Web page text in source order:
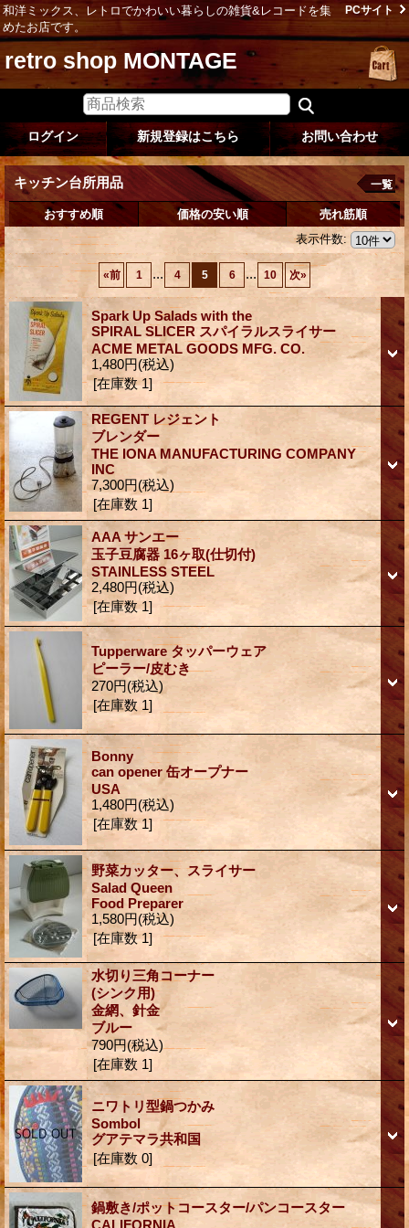
和洋ミックス、レトロでかわいい暮らしの雑貨&レコードを集
めたお店です。
PCサイト
retro shop MONTAGE
ログイン 新規登録はこちら お問い合わせ
キッチン台所用品 一覧
おすすめ順 価格の安い順
売れ筋順
表示件数:
«前 1 ... 4 5 6 ... 10 次»
Spark Up Salads with the
SPIRAL SLICER スパイラルスライサー
ACME METAL GOODS MFG. CO.
1,480円(税込)
[在庫数 1]
REGENT レジェント
ブレンダー
THE IONA MANUFACTURING COMPANY
INC
7,300円(税込)
[在庫数 1]
AAA サンエー
玉子豆腐器 16ヶ取(仕切付)
STAINLESS STEEL
2,480円(税込)
[在庫数 1]
Tupperware タッパーウェア
ピーラー/皮むき
270円(税込)
[在庫数 1]
Bonny
can opener 缶オープナー
USA
1,480円(税込)
[在庫数 1]
野菜カッター、スライサー
Salad Queen
Food Preparer
1,580円(税込)
[在庫数 1]
水切り三角コーナー
(シンク用)
金網、針金
ブルー
790円(税込)
[在庫数 1]
ニワトリ型鍋つかみ
Sombol
グアテマラ共和国
[在庫数 0]
鍋敷き/ポットコースター/パンコースター
CALIFORNIA